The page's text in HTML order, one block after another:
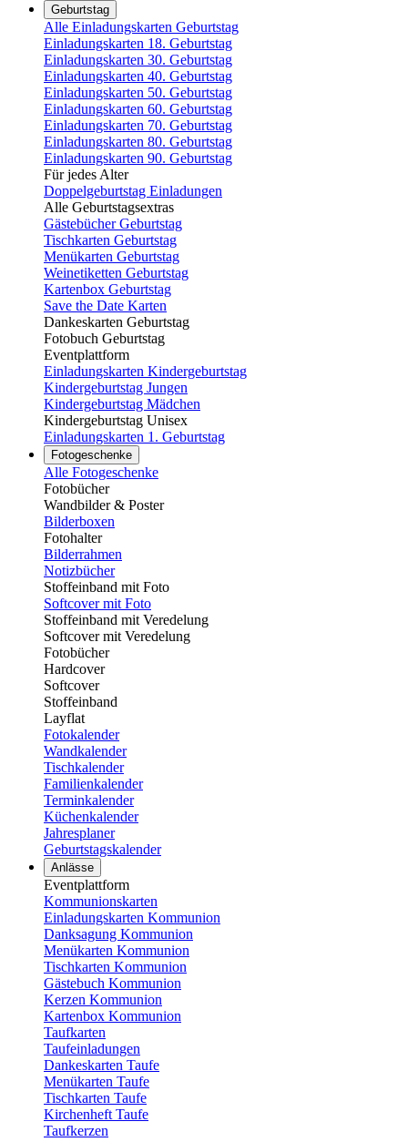
Geburtstag
Alle Einladungskarten Geburtstag
Einladungskarten 18. Geburtstag
Einladungskarten 30. Geburtstag
Einladungskarten 40. Geburtstag
Einladungskarten 50. Geburtstag
Einladungskarten 60. Geburtstag
Einladungskarten 70. Geburtstag
Einladungskarten 80. Geburtstag
Einladungskarten 90. Geburtstag
Für jedes Alter
Doppelgeburtstag Einladungen
Alle Geburtstagsextras
Gästebücher Geburtstag
Tischkarten Geburtstag
Menükarten Geburtstag
Weinetiketten Geburtstag
Kartenbox Geburtstag
Save the Date Karten
Dankeskarten Geburtstag
Fotobuch Geburtstag
Eventplattform
Einladungskarten Kindergeburtstag
Kindergeburtstag Jungen
Kindergeburtstag Mädchen
Kindergeburtstag Unisex
Einladungskarten 1. Geburtstag
Fotogeschenke
Alle Fotogeschenke
Fotobücher
Wandbilder & Poster
Bilderboxen
Fotohalter
Bilderrahmen
Notizbücher
Stoffeinband mit Foto
Softcover mit Foto
Stoffeinband mit Veredelung
Softcover mit Veredelung
Fotobücher
Hardcover
Softcover
Stoffeinband
Layflat
Fotokalender
Wandkalender
Tischkalender
Familienkalender
Terminkalender
Küchenkalender
Jahresplaner
Geburtstagskalender
Anlässe
Eventplattform
Kommunionskarten
Einladungskarten Kommunion
Danksagung Kommunion
Menükarten Kommunion
Tischkarten Kommunion
Gästebuch Kommunion
Kerzen Kommunion
Kartenbox Kommunion
Taufkarten
Taufeinladungen
Dankeskarten Taufe
Menükarten Taufe
Tischkarten Taufe
Kirchenheft Taufe
Taufkerzen